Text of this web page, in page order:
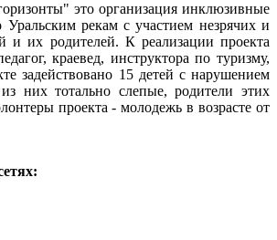
это организация инклюзивные
Уральским рекам с участием незрячих и
и их родителей. К реализации проекта
краевед, инструктора по туризму,
задействовано 15 детей с нарушением
них тотально слепые, родители этих
проекта - молодежь в возрасте от